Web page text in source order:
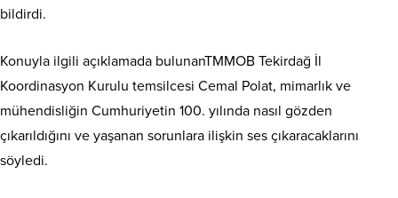
bildirdi.
Konuyla ilgili açıklamada bulunanTMMOB Tekirdağ İl
Koordinasyon Kurulu temsilcesi Cemal Polat, mimarlık ve
mühendisliğin Cumhuriyetin 100. yılında nasıl gözden
çıkarıldığını ve yaşanan sorunlara ilişkin ses çıkaracaklarını
söyledi.